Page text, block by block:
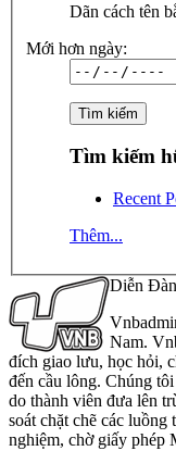
Dãn cách tên
Mới hơn ngày:
Tìm kiếm
Recent
Thêm...
Diễn
Nam.
đích giao lưu, học hỏi,
đến cầu lông. Chúng
do thành viên đưa lên
soát chặt chẽ các
nghiệm, chờ giấy